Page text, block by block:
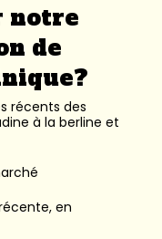
notre
de
récents des
à la berline et
en